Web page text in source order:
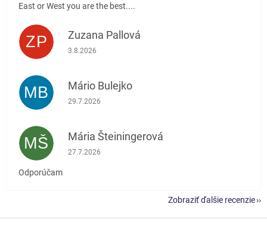
East or West you are the best....
ZP Zuzana Pallová
Hodnotenie obchodu je 5 z 5 hviezdičiek.
3.8.2026
MB Mário Bulejko
Hodnotenie obchodu je 5 z 5 hviezdičiek.
29.7.2026
MŠ Mária Šteiningerová
Hodnotenie obchodu je 5 z 5 hviezdičiek.
27.7.2026
Odporúčam
Zobraziť ďalšie recenzie